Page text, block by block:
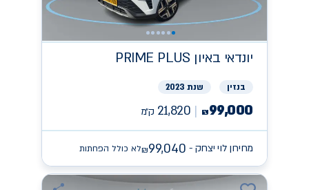
יונדאי PRIME PLUS באיון
בנזין שנת 2023
₪99,000
21,820 ק״מ
מחירון לוי יצחק - ₪99,040 לא כולל הפחתות